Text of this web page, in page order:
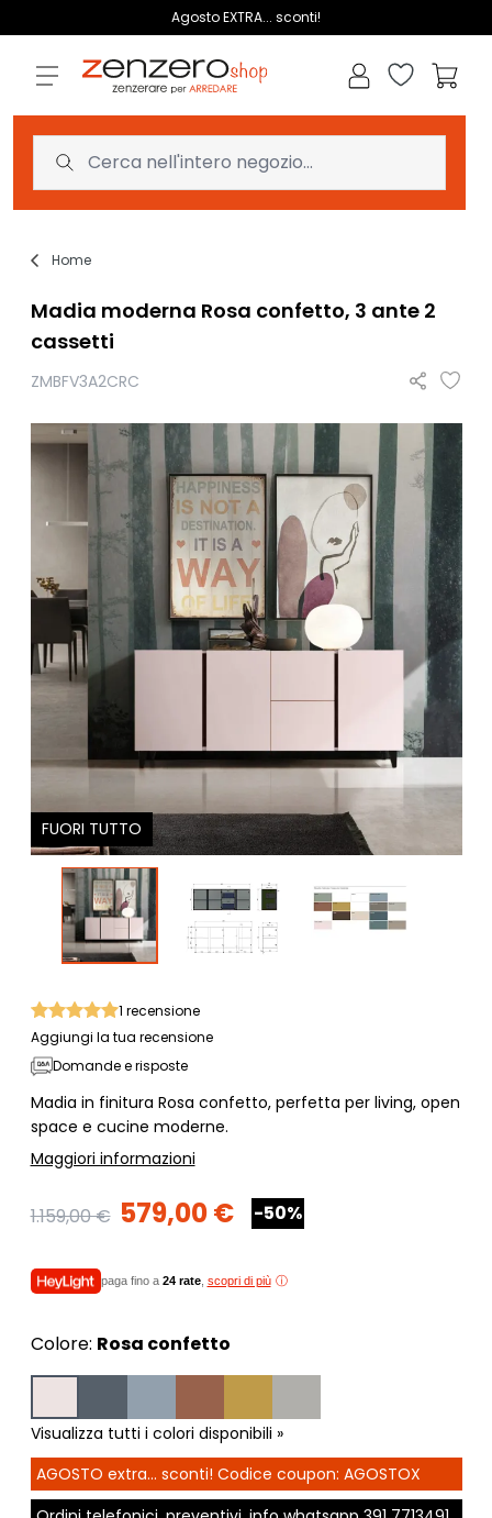
Agosto EXTRA... sconti!
Lista dei
Home
Madia moderna Rosa confetto, 3 ante 2
cassetti
ZMBFV3A2CRC
FUORI TUTTO
1 recensione
Aggiungi la tua recensione
Domande e risposte
Madia in finitura Rosa confetto, perfetta per living, open
space e cucine moderne.
Maggiori informazioni
1.159,00 € 579,00 € -50%
paga fino a 24 rate, scopri di più
Colore: Rosa confetto
Visualizza tutti i colori disponibili »
AGOSTO extra... sconti! Codice coupon: AGOSTOX